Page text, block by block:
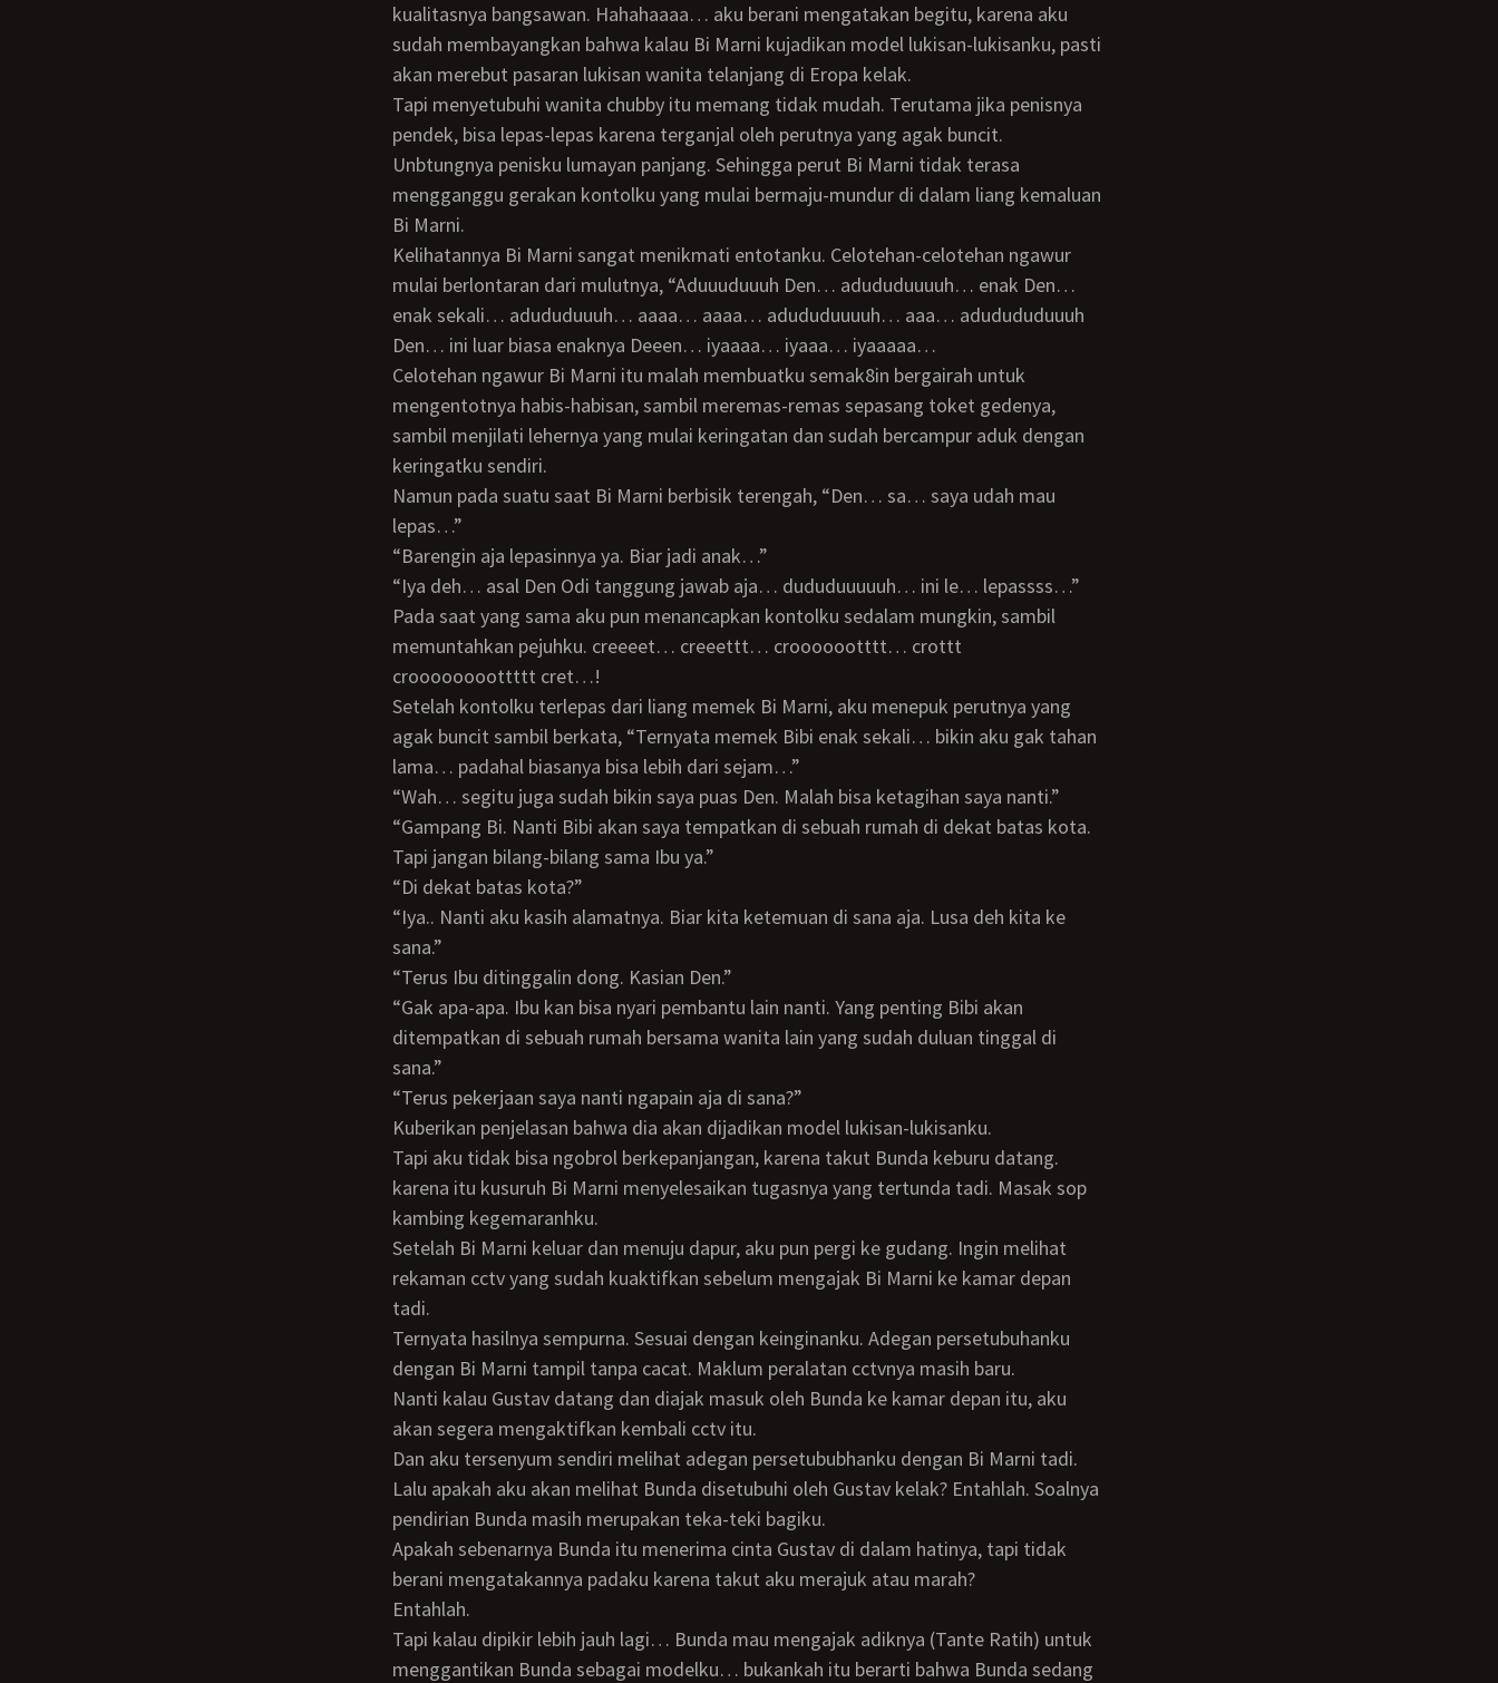
kualitasnya bangsawan. Hahahaaaa… aku berani mengatakan begitu, karena aku
sudah membayangkan bahwa kalau Bi Marni kujadikan model lukisan-lukisanku, pasti
akan merebut pasaran lukisan wanita telanjang di Eropa kelak.
Tapi menyetubuhi wanita chubby itu memang tidak mudah. Terutama jika penisnya
pendek, bisa lepas-lepas karena terganjal oleh perutnya yang agak buncit.
Unbtungnya penisku lumayan panjang. Sehingga perut Bi Marni tidak terasa
mengganggu gerakan kontolku yang mulai bermaju-mundur di dalam liang kemaluan
Bi Marni.
Kelihatannya Bi Marni sangat menikmati entotanku. Celotehan-celotehan ngawur
mulai berlontaran dari mulutnya, “Aduuuduuuh Den… adududuuuuh… enak Den…
enak sekali… adududuuuh… aaaa… aaaa… adududuuuuh… aaa… adudududuuuh
Den… ini luar biasa enaknya Deeen… iyaaaa… iyaaa… iyaaaaa…
Celotehan ngawur Bi Marni itu malah membuatku semak8in bergairah untuk
mengentotnya habis-habisan, sambil meremas-remas sepasang toket gedenya,
sambil menjilati lehernya yang mulai keringatan dan sudah bercampur aduk dengan
keringatku sendiri.
Namun pada suatu saat Bi Marni berbisik terengah, “Den… sa… saya udah mau
lepas…”
“Barengin aja lepasinnya ya. Biar jadi anak…”
“Iya deh… asal Den Odi tanggung jawab aja… dududuuuuuh… ini le… lepassss…”
Pada saat yang sama aku pun menancapkan kontolku sedalam mungkin, sambil
memuntahkan pejuhku. creeeet… creeettt… crooooootttt… crottt
croooooooottttt cret…!
Setelah kontolku terlepas dari liang memek Bi Marni, aku menepuk perutnya yang
agak buncit sambil berkata, “Ternyata memek Bibi enak sekali… bikin aku gak tahan
lama… padahal biasanya bisa lebih dari sejam…”
“Wah… segitu juga sudah bikin saya puas Den. Malah bisa ketagihan saya nanti.”
“Gampang Bi. Nanti Bibi akan saya tempatkan di sebuah rumah di dekat batas kota.
Tapi jangan bilang-bilang sama Ibu ya.”
“Di dekat batas kota?”
“Iya.. Nanti aku kasih alamatnya. Biar kita ketemuan di sana aja. Lusa deh kita ke
sana.”
“Terus Ibu ditinggalin dong. Kasian Den.”
“Gak apa-apa. Ibu kan bisa nyari pembantu lain nanti. Yang penting Bibi akan
ditempatkan di sebuah rumah bersama wanita lain yang sudah duluan tinggal di
sana.”
“Terus pekerjaan saya nanti ngapain aja di sana?”
Kuberikan penjelasan bahwa dia akan dijadikan model lukisan-lukisanku.
Tapi aku tidak bisa ngobrol berkepanjangan, karena takut Bunda keburu datang.
karena itu kusuruh Bi Marni menyelesaikan tugasnya yang tertunda tadi. Masak sop
kambing kegemaranhku.
Setelah Bi Marni keluar dan menuju dapur, aku pun pergi ke gudang. Ingin melihat
rekaman cctv yang sudah kuaktifkan sebelum mengajak Bi Marni ke kamar depan
tadi.
Ternyata hasilnya sempurna. Sesuai dengan keinginanku. Adegan persetubuhanku
dengan Bi Marni tampil tanpa cacat. Maklum peralatan cctvnya masih baru.
Nanti kalau Gustav datang dan diajak masuk oleh Bunda ke kamar depan itu, aku
akan segera mengaktifkan kembali cctv itu.
Dan aku tersenyum sendiri melihat adegan persetububhanku dengan Bi Marni tadi.
Lalu apakah aku akan melihat Bunda disetubuhi oleh Gustav kelak? Entahlah. Soalnya
pendirian Bunda masih merupakan teka-teki bagiku.
Apakah sebenarnya Bunda itu menerima cinta Gustav di dalam hatinya, tapi tidak
berani mengatakannya padaku karena takut aku merajuk atau marah?
Entahlah.
Tapi kalau dipikir lebih jauh lagi… Bunda mau mengajak adiknya (Tante Ratih) untuk
menggantikan Bunda sebagai modelku… bukankah itu berarti bahwa Bunda sedang